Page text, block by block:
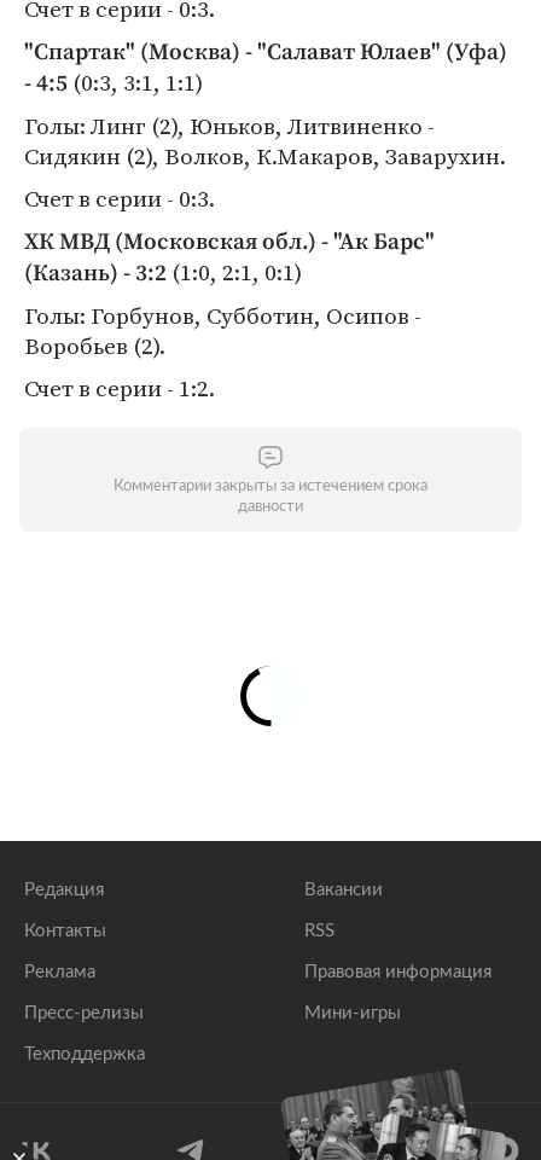
Счет в серии - 0:3.
"Спартак" (Москва) - "Салават Юлаев" (Уфа)
- 4:5 (0:3, 3:1, 1:1)
Голы: Линг (2), Юньков, Литвиненко -
Сидякин (2), Волков, К.Макаров, Заварухин.
Счет в серии - 0:3.
ХК МВД (Московская обл.) - "Ак Барс"
(Казань) - 3:2 (1:0, 2:1, 0:1)
Голы: Горбунов, Субботин, Осипов -
Воробьев (2).
Счет в серии - 1:2.
Комментарии закрыты за истечением срока
давности
Редакция
Контакты
Реклама
Пресс-релизы
Техподдержка
Вакансии
RSS
Правовая информация
Мини-игры